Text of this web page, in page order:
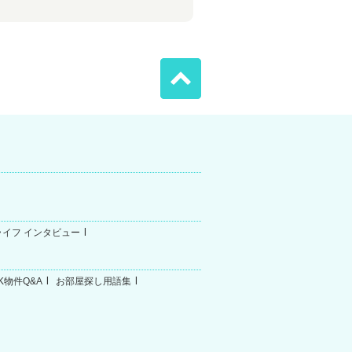
フ インタビュー
物件Q&A お部屋探し用語集